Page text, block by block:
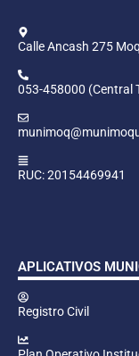
Calle Ancash 275
053-458000 (Central
RUC: 20154469941
APLICATIVOS
Registro Civil